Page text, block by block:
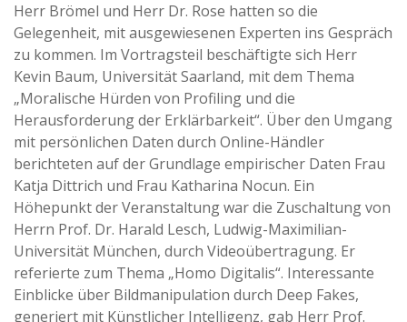
Herr Brömel und Herr Dr. Rose hatten so die
Gelegenheit, mit ausgewiesenen Experten ins Gespräch
zu kommen. Im Vortragsteil beschäftigte sich Herr
Kevin Baum, Universität Saarland, mit dem Thema
„Moralische Hürden von Profiling und die
Herausforderung der Erklärbarkeit“. Über den Umgang
mit persönlichen Daten durch Online-Händler
berichteten auf der Grundlage empirischer Daten Frau
Katja Dittrich und Frau Katharina Nocun. Ein
Höhepunkt der Veranstaltung war die Zuschaltung von
Herrn Prof. Dr. Harald Lesch, Ludwig-Maximilian-
Universität München, durch Videoübertragung. Er
referierte zum Thema „Homo Digitalis“. Interessante
Einblicke über Bildmanipulation durch Deep Fakes,
generiert mit Künstlicher Intelligenz, gab Herr Prof.